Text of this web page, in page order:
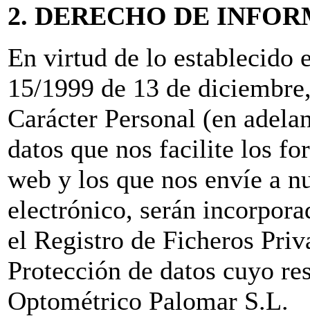
2. DERECHO DE
En virtud de lo establecido
15/1999 de 13 de
Carácter Personal (en
datos que nos facilite los
web y los que nos envíe a
electrónico, serán
el Registro de Ficheros
Protección de datos cuyo
Optométrico Palomar S.L.